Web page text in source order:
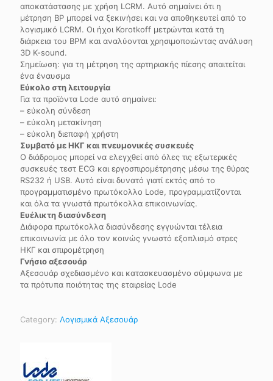
αποκατάστασης με χρήση LCRM. Αυτό σημαίνει ότι η
μέτρηση BP μπορεί να ξεκινήσει και να αποθηκευτεί από το
λογισμικό LCRM. Οι ήχοι Korotkoff μετρώνται κατά τη
διάρκεια του BPM και αναλύονται χρησιμοποιώντας ανάλυση
3D K-sound.
Σημείωση: για τη μέτρηση της αρτηριακής πίεσης απαιτείται
ένα έναυσμα
Εύκολο στη λειτουργία
Για τα προϊόντα Lode αυτό σημαίνει:
– εύκολη σύνδεση
– εύκολη μετακίνηση
– εύκολη διεπαφή χρήστη
Συμβατό με ΗΚΓ και πνευμονικές συσκευές
Ο διάδρομος μπορεί να ελεγχθεί από όλες τις εξωτερικές
συσκευές τεστ ECG και εργοσπιρομέτρησης μέσω της θύρας
RS232 ή USB. Αυτό είναι δυνατό γιατί εκτός από το
προγραμματισμένο πρωτόκολλο Lode, προγραμματίζονται
και όλα τα γνωστά πρωτόκολλα επικοινωνίας.
Ευέλικτη διασύνδεση
Διάφορα πρωτόκολλα διασύνδεσης εγγυώνται τέλεια
επικοινωνία με όλο τον κοινώς γνωστό εξοπλισμό στρες
ΗΚΓ και σπιρομέτρηση
Γνήσιο αξεσουάρ
Αξεσουάρ σχεδιασμένο και κατασκευασμένο σύμφωνα με
τα πρότυπα ποιότητας της εταιρείας Lode
Category: Λογισμικά Αξεσουάρ